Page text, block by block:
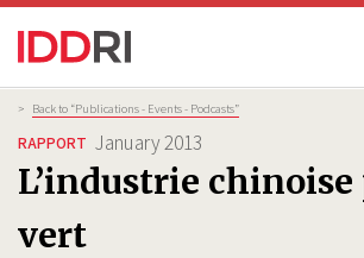
Skip
to
main
content
Breadcrumb
> Back to “Publications - Events - Podcasts”
RAPPORT January 2013
L’industrie chinoise
vert